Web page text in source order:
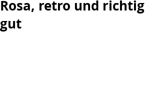
Rosa, retro und richtig
gut